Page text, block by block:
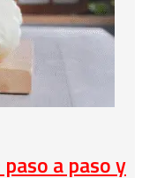
a paso y